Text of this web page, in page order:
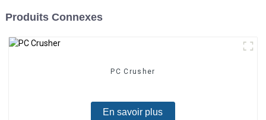
Produits Connexes
PC Crusher
En savoir plus